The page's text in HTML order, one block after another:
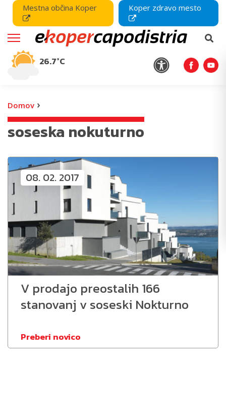
Mestna občina Koper Koper zdravo mesto
26.7°C
Domov ›
soseska nokuturno
08. 02. 2017
V prodajo preostalih 166
stanovanj v soseski Nokturno
Preberi novico